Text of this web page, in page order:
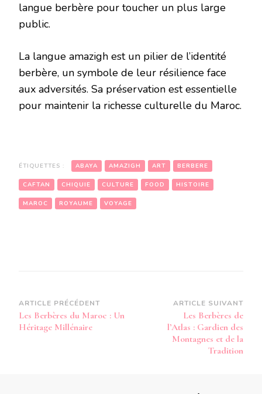
langue berbère pour toucher un plus large
public.
La langue amazigh est un pilier de l’identité
berbère, un symbole de leur résilience face
aux adversités. Sa préservation est essentielle
pour maintenir la richesse culturelle du Maroc.
ÉTIQUETTES : ABAYA AMAZIGH ART BERBERE
CAFTAN CHIQUIE CULTURE FOOD HISTOIRE
MAROC ROYAUME VOYAGE
Navigation
d’article
ARTICLE PRÉCÉDENT
Les Berbères du Maroc : Un
Héritage Millénaire
ARTICLE SUIVANT
Les Berbères de
l’Atlas : Gardien des
Montagnes et de la
Tradition